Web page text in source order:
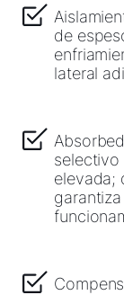
de
lateral
selectivo
elevada;
Service